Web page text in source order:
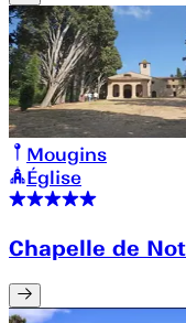
Mougins
Église
Chapelle de